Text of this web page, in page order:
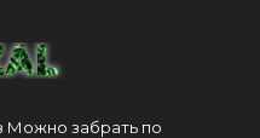
Можно забрать по